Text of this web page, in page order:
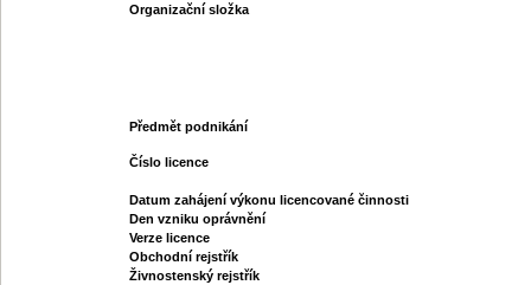
Organizační složka
Předmět podnikání
Číslo licence
Datum zahájení výkonu licencované činnosti
Den vzniku oprávnění
Verze licence
Obchodní rejstřík
Živnostenský rejstřík